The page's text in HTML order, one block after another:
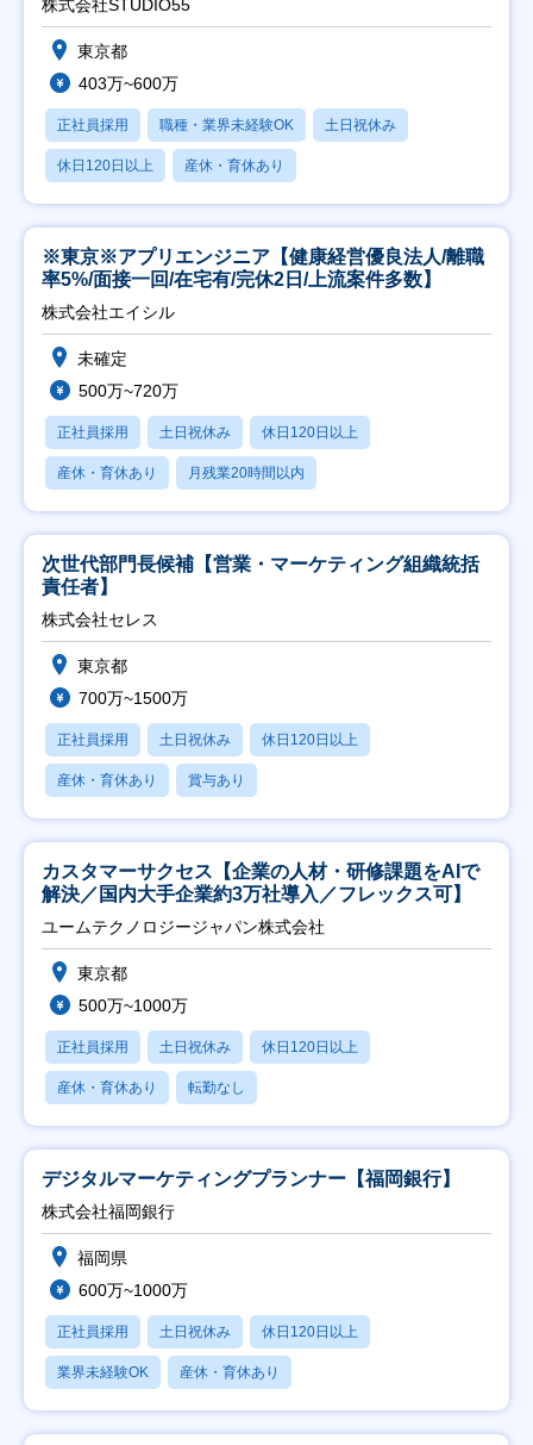
株式会社STUDIO55
東京都
403万~600万
正社員採用 職種・業界未経験OK 土日祝休み
休日120日以上 産休・育休あり
※東京※アプリエンジニア【健康経営優良法人/離職
率5%/面接一回/在宅有/完休2日/上流案件多数】
株式会社エイシル
未確定
500万~720万
正社員採用 土日祝休み 休日120日以上
産休・育休あり 月残業20時間以内
次世代部門長候補【営業・マーケティング組織統括
責任者】
株式会社セレス
東京都
700万~1500万
正社員採用 土日祝休み 休日120日以上
産休・育休あり 賞与あり
カスタマーサクセス【企業の人材・研修課題をAIで
解決／国内大手企業約3万社導入／フレックス可】
ユームテクノロジージャパン株式会社
東京都
500万~1000万
正社員採用 土日祝休み 休日120日以上
産休・育休あり 転勤なし
デジタルマーケティングプランナー【福岡銀行】
株式会社福岡銀行
福岡県
600万~1000万
正社員採用 土日祝休み 休日120日以上
業界未経験OK 産休・育休あり